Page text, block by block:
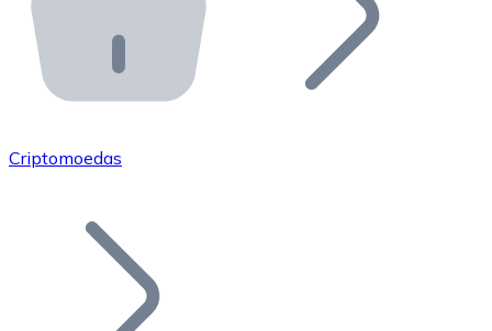
API Bitnovo
Integre nossa API no seu ecossistema.
Junte-se à nossa rede de revendedores e comercialize
Adicione o token do seu projeto ao nosso serviço de
Criptomoedas